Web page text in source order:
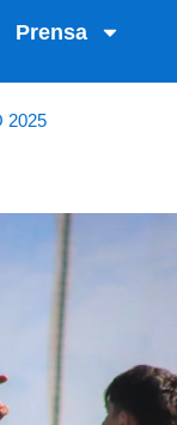
Prensa
2025